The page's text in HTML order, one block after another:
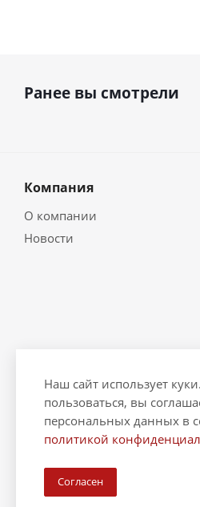
Ранее вы смотрели
Компания
О компании
Новости
2026 © "Рыбак и Рыбачок" -
Наш сайт использует
пользоваться, вы
персональных данных в
политикой
Согласен